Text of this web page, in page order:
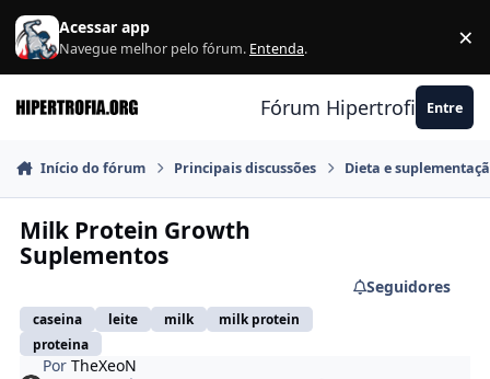
Ir para conteúdo
Acessar app
Navegue melhor pelo fórum. Entenda. ×
Fórum Hipertrofia.org
Entre
Início do fórum Principais discussões Dieta e
Milk Protein Growth
Suplementos
caseina leite milk
milk protein
proteina
Seguidores
PorTheXeoN